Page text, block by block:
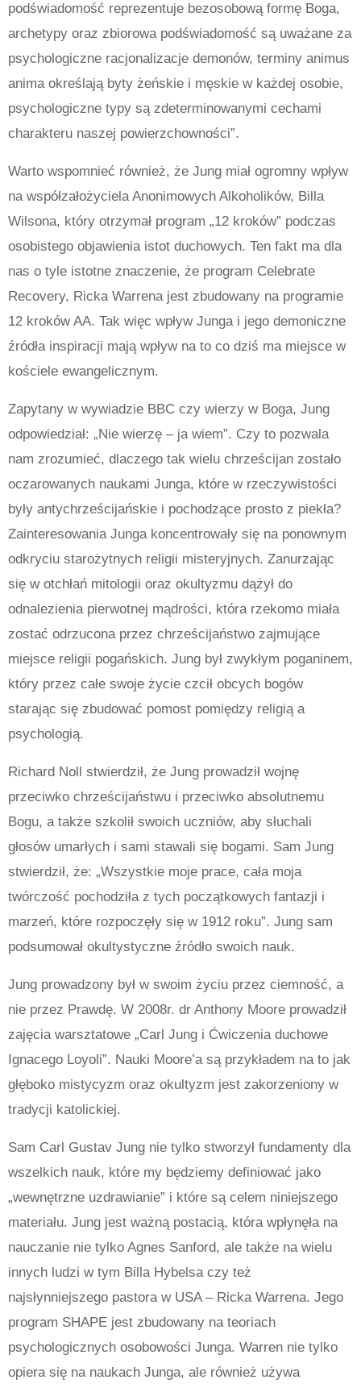
podświadomość reprezentuje bezosobową formę Boga,
archetypy oraz zbiorowa podświadomość są uważane za
psychologiczne racjonalizacje demonów, terminy animus
anima określają byty żeńskie i męskie w każdej osobie,
psychologiczne typy są zdeterminowanymi cechami
charakteru naszej powierzchowności”.
Warto wspomnieć również, że Jung miał ogromny wpływ
na współzałożyciela Anonimowych Alkoholików, Billa
Wilsona, który otrzymał program „12 kroków” podczas
osobistego objawienia istot duchowych. Ten fakt ma dla
nas o tyle istotne znaczenie, że program Celebrate
Recovery, Ricka Warrena jest zbudowany na programie
12 kroków AA. Tak więc wpływ Junga i jego demoniczne
źródła inspiracji mają wpływ na to co dziś ma miejsce w
kościele ewangelicznym.
Zapytany w wywiadzie BBC czy wierzy w Boga, Jung
odpowiedział: „Nie wierzę – ja wiem”. Czy to pozwala
nam zrozumieć, dlaczego tak wielu chrześcijan zostało
oczarowanych naukami Junga, które w rzeczywistości
były antychrześcijańskie i pochodzące prosto z piekła?
Zainteresowania Junga koncentrowały się na ponownym
odkryciu starożytnych religii misteryjnych. Zanurzając
się w otchłań mitologii oraz okultyzmu dążył do
odnalezienia pierwotnej mądrości, która rzekomo miała
zostać odrzucona przez chrześcijaństwo zajmujące
miejsce religii pogańskich. Jung był zwykłym poganinem,
który przez całe swoje życie czcił obcych bogów
starając się zbudować pomost pomiędzy religią a
psychologią.
Richard Noll stwierdził, że Jung prowadził wojnę
przeciwko chrześcijaństwu i przeciwko absolutnemu
Bogu, a także szkolił swoich uczniów, aby słuchali
głosów umarłych i sami stawali się bogami. Sam Jung
stwierdził, że: „Wszystkie moje prace, cała moja
twórczość pochodziła z tych początkowych fantazji i
marzeń, które rozpoczęły się w 1912 roku”. Jung sam
podsumował okultystyczne źródło swoich nauk.
Jung prowadzony był w swoim życiu przez ciemność, a
nie przez Prawdę. W 2008r. dr Anthony Moore prowadził
zajęcia warsztatowe „Carl Jung i Ćwiczenia duchowe
Ignacego Loyoli”. Nauki Moore’a są przykładem na to jak
głęboko mistycyzm oraz okultyzm jest zakorzeniony w
tradycji katolickiej.
Sam Carl Gustav Jung nie tylko stworzył fundamenty dla
wszelkich nauk, które my będziemy definiować jako
„wewnętrzne uzdrawianie” i które są celem niniejszego
materiału. Jung jest ważną postacią, która wpłynęła na
nauczanie nie tylko Agnes Sanford, ale także na wielu
innych ludzi w tym Billa Hybelsa czy też
najsłynniejszego pastora w USA – Ricka Warrena. Jego
program SHAPE jest zbudowany na teoriach
psychologicznych osobowości Junga. Warren nie tylko
opiera się na naukach Junga, ale również używa